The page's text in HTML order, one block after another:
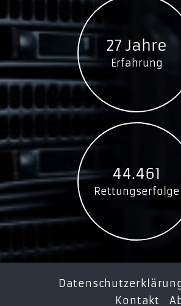
27 Jahre
Erfahrung
44.461
Rettungserfolge
Kontakt